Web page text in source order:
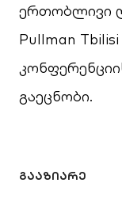
ერთობლივი
Pullman
გაეცნობი.
ᲒᲐᲐᲖᲘᲐᲠᲔ